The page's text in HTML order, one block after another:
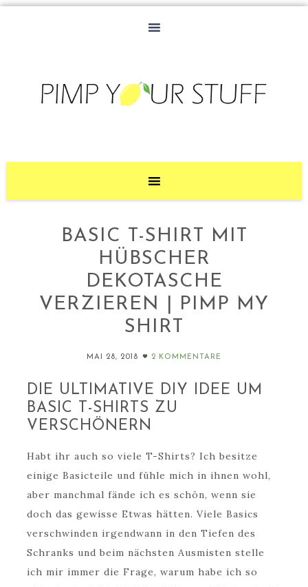
BASIC T-SHIRT MIT
HÜBSCHER
DEKOTASCHE
VERZIEREN | PIMP MY
SHIRT
MAI 28, 2018 2 KOMMENTARE
DIE ULTIMATIVE DIY IDEE UM
BASIC T-SHIRTS ZU
VERSCHÖNERN
Habt ihr auch so viele T-Shirts? Ich besitze
einige Basicteile und fühle mich in ihnen wohl,
aber manchmal fände ich es schön, wenn sie
doch das gewisse Etwas hätten. Viele Basics
verschwinden irgendwann in den Tiefen des
Schranks und beim nächsten Ausmisten stelle
ich mir immer die Frage, warum habe ich so